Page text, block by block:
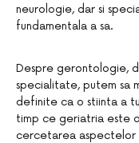
neurologie, dar si
fundamentala a sa.
Despre gerontologie,
specialitate, putem sa
definite ca o stiinta a
timp ce geriatria este
cercetarea aspectelor